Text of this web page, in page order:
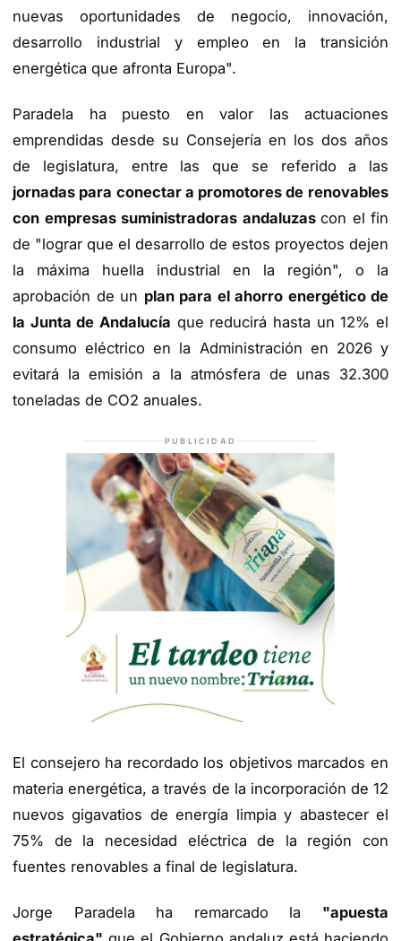
nuevas oportunidades de negocio, innovación,
desarrollo industrial y empleo en la transición
energética que afronta Europa".
Paradela ha puesto en valor las actuaciones
emprendidas desde su Consejería en los dos años
de legislatura, entre las que se referido a las
jornadas para conectar a promotores de renovables
con empresas suministradoras andaluzas con el fin
de "lograr que el desarrollo de estos proyectos dejen
la máxima huella industrial en la región", o la
aprobación de un plan para el ahorro energético de
la Junta de Andalucía que reducirá hasta un 12% el
consumo eléctrico en la Administración en 2026 y
evitará la emisión a la atmósfera de unas 32.300
toneladas de CO2 anuales.
PUBLICIDAD
El consejero ha recordado los objetivos marcados en
materia energética, a través de la incorporación de 12
nuevos gigavatios de energía limpia y abastecer el
75% de la necesidad eléctrica de la región con
fuentes renovables a final de legislatura.
Jorge Paradela ha remarcado la "apuesta